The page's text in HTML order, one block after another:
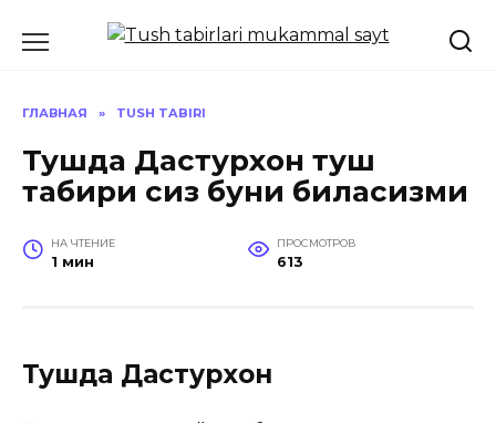
ГЛАВНАЯ » TUSH TABIRI
Тушда Дастурхон туш
табири сиз буни биласизми
НА ЧТЕНИЕ
1 мин
ПРОСМОТРОВ
613
Тушда Дастурхон